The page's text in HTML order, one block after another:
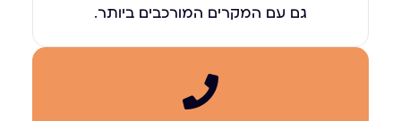
גם עם המקרים המורכבים ביותר.